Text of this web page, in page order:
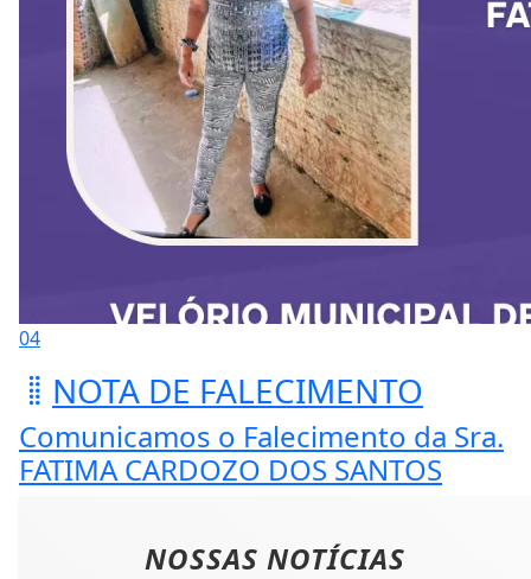
04
NOTA DE FALECIMENTO
Comunicamos o Falecimento da Sra.
FATIMA CARDOZO DOS SANTOS
NOSSAS NOTÍCIAS